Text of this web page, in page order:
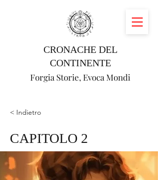
CRONACHE DEL
CONTINENTE
Forgia Storie, Evoca Mondi
< Indietro
CAPITOLO 2